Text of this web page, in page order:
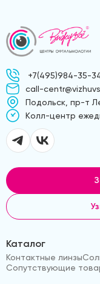
+7(495)984-35-
call-
Подольск, пр-т
Kолл-центр
Каталог
Контактные линзы
Сопутствующие